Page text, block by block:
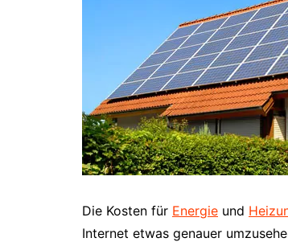
Die Kosten für Energie und
Internet etwas genauer